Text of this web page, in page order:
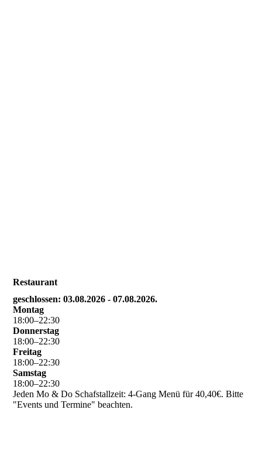
Restaurant
geschlossen: 03.08.2026 - 07.08.2026.
Montag
18:00–22:30
Donnerstag
18:00–22:30
Freitag
18:00–22:30
Samstag
18:00–22:30
Jeden Mo & Do Schafstallzeit: 4-Gang Menü für 40,40€. Bitte
"Events und Termine" beachten.